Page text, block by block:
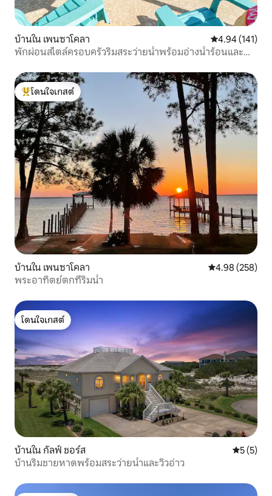
บ้านใน เพนซาโคลา คะแนนเฉลี่ย
4.94 (141)
พักผ่อนสไตล์ครอบครัวริมสระว่ายน้ำพร้อมอ่างน้ำร้อนและ
โดนใจเกสต์ที่สุด
โดนใจเกสต์
บ้านใน เพนซาโคลา คะแนนเฉลี่ย
4.98 (258)
พระอาทิตย์ตกที่ริมน้ำ
โดนใจเกสต์
โดนใจเกสต์
บ้านใน กัลฟ์ ชอร์ส คะแนนเฉ
5 (5)
บ้านริมชายหาดพร้อมสระว่ายน้ำและวิวอ่าว